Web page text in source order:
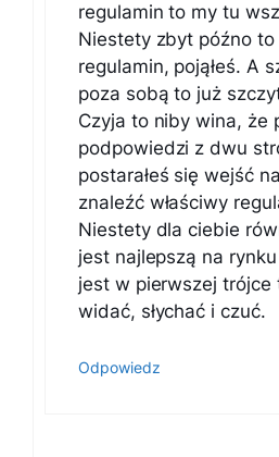
regulamin to my tu
Niestety zbyt późno
regulamin, pojąłeś. A
poza sobą to już
Czyja to niby wina, że
podpowiedzi z dwu
postarałeś się wejść
znaleźć właściwy
Niestety dla ciebie
jest najlepszą na
jest w pierwszej trójce
widać, słychać i czuć.
Odpowiedz